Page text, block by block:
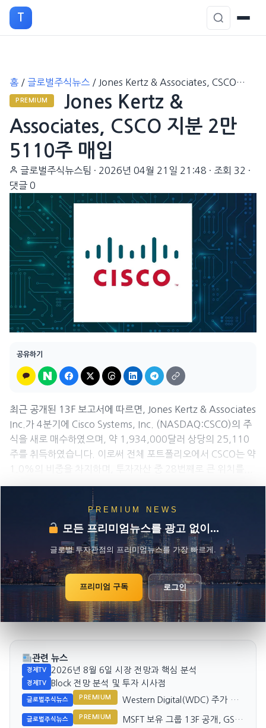
T
홈 / 글로벌주식뉴스 / Jones Kertz & Associates, CSCO…
PREMIUM
Jones Kertz &
Associates, CSCO 지분 2만
5110주 매입
글로벌주식뉴스팀 · 2026년 04월 21일 21:48 · 조회 32 ·
댓글 0
공유하기
최근 공개된 13F 보고서에 따르면, Jones Kertz & Associates
Inc.가 4분기에 Cisco Systems, Inc. (NASDAQ:CSCO)의 주
식을 새로 매수하였으며, 약 1,934,000달러 상당의 25,110
주를 취득하였습니다. 이로써 전체 포트폴리오에서 CSCO는 약
1.0%의 비중을 차지하며, 투자자산 중 28번째로 큰 위치를...
PREMIUM NEWS
모든 프리미엄뉴스를 광고 없이...
글로벌 투자관점의 프리미엄뉴스를 가장 빠르게.
프리미엄 구독 로그인
관련 뉴스
경제TV 2026년 8월 6일 시장 전망과 핵심 분석
경제TV Block 전망 분석 및 투자 시사점
글로벌주식뉴스 PREMIUM
Western Digital(WDC) 주가 폭
글로벌주식뉴스 PREMIUM
MSFT 보유 그룹 13F 공개, GSA